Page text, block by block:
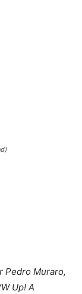
Pedro Muraro,
Up! A